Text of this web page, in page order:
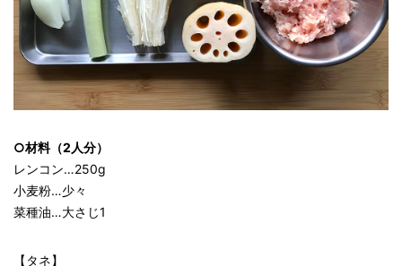
○材料（2人分）
レンコン…250g
小麦粉…少々
菜種油…大さじ1
【タネ】